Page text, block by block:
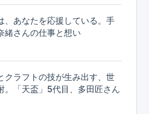
、あなたを応援している。手
緒さんの仕事と想い
クラフトの技が生み出す、世
。「天盃」5代目、多田匠さん